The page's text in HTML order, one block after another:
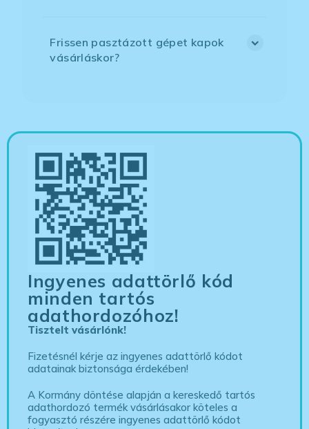
Frissen pasztázott gépet kapok
vásárláskor?
Ingyenes adattörlő kód
minden tartós
adathordozóhoz!
Tisztelt vásárlónk!
Fizetésnél kérje az ingyenes adattörlő kódot
adatainak biztonsága érdekében!
A Kormány döntése alapján a kereskedő tartós
adathordozó termék vásárlásakor köteles a
fogyasztó részére ingyenes adattörlő kódot